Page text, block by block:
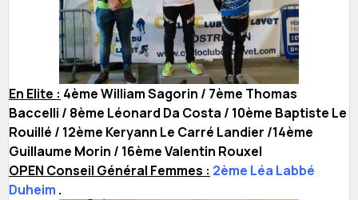
En Elite : 4ème William Sagorin / 7ème Thomas
Baccelli / 8ème Léonard Da Costa / 10ème Baptiste Le
Rouillé / 12ème Keryann Le Carré Landier /14ème
Guillaume Morin / 16ème Valentin Rouxel
OPEN Conseil Général Femmes : 2ème Léa Labbé
Duheim .